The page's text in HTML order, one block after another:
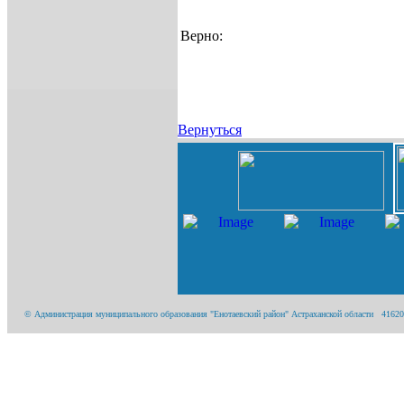
Верно:
Вернуться
© Администрация муниципального образования "Енотаевский район" Астраханской области